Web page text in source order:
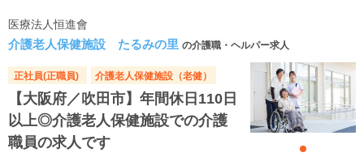
医療法人恒進會
介護老人保健施設 たるみの里 の介護職・ヘルパー求人
正社員(正職員) 介護老人保健施設（老健）
【大阪府／吹田市】年間休日110日
以上◎介護老人保健施設での介護
職員の求人です